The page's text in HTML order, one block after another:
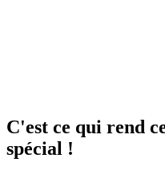
C'est ce qui rend
spécial !